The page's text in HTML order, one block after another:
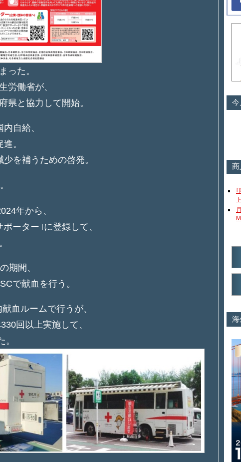
った。
労働省が、
県と協力して開始。
自給、
。
を補うための啓発。
年から、
ーター｣に登録して、
期間、
で献血を行う。
血ルームで行うが、
回以上実施して、
。
｢